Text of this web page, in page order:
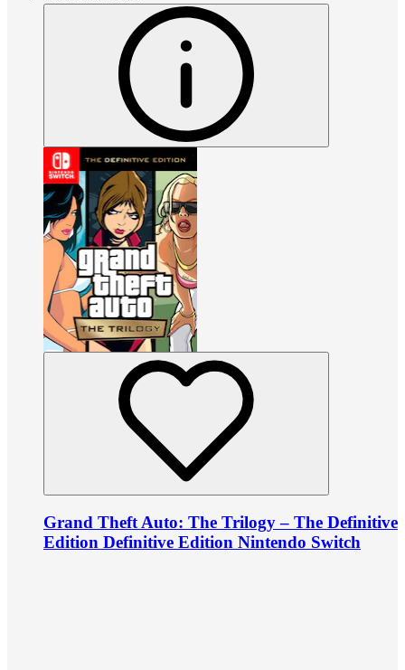
Grand Theft Auto: The Trilogy – The Definitive
Edition Definitive Edition Nintendo Switch